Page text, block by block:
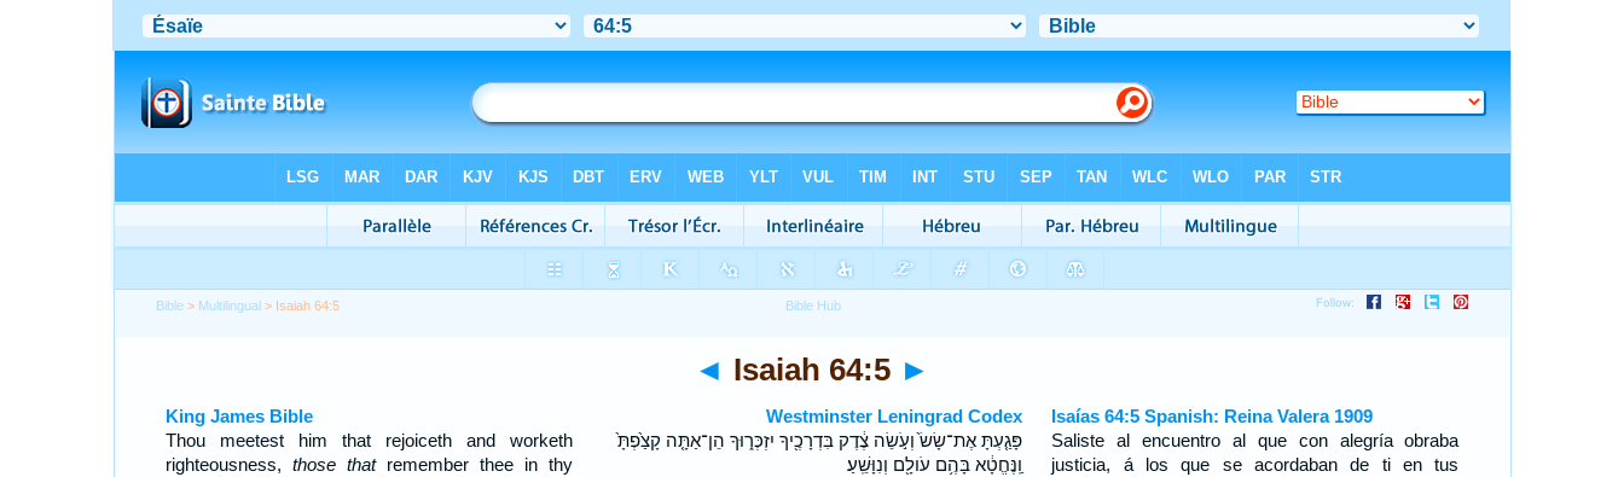
Bible > Multilingual > Isaiah 64:5
◄ Isaiah 64:5 ►
King James Bible
Thou meetest him that rejoiceth and worketh
righteousness, those thatremember thee in thy
Westminster Leningrad Codex
פָּגַ֤עְתָּ אֶת־שָׂשׂ֙ וְעֹ֣שֵׂה צֶ֔דֶק בִּדְרָכֶ֖יךָ יִזְכְּר֑וּךָ הֵן־אַתָּ֤ה קָצַ֙פְתָּ֙
וַֽנֶּחֱטָ֔א בָּהֶ֥ם עֹולָ֖ם וְנִוָּשֵֽׁעַ׃
Isaías 64:5 Spanish: Reina Valera 1909
Saliste al encuentro al que con alegría obraba
justicia, á los que se acordaban de ti en tus